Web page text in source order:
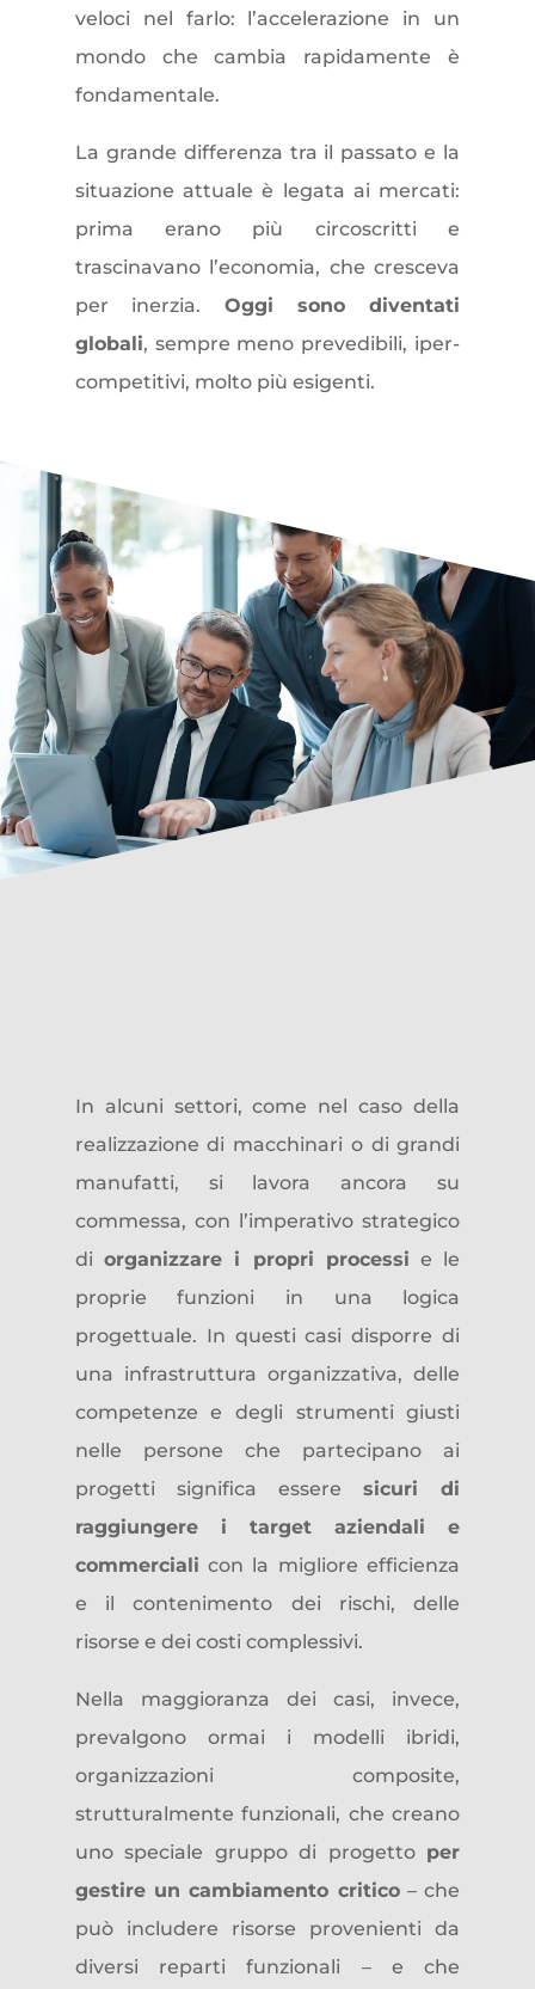
veloci nel farlo: l’accelerazione in un
mondo che cambia rapidamente è
fondamentale.
La grande differenza tra il passato e la
situazione attuale è legata ai mercati:
prima erano più circoscritti e
trascinavano l’economia, che cresceva
per inerzia. Oggi sono diventati
globali, sempre meno prevedibili, iper-
competitivi, molto più esigenti.
In alcuni settori, come nel caso della
realizzazione di macchinari o di grandi
manufatti, si lavora ancora su
commessa, con l’imperativo strategico
di organizzare i propri processi e le
proprie funzioni in una logica
progettuale. In questi casi disporre di
una infrastruttura organizzativa, delle
competenze e degli strumenti giusti
nelle persone che partecipano ai
progetti significa esseresicuri di
raggiungere i target aziendali e
commerciali con la migliore efficienza
e il contenimento dei rischi, delle
risorse e dei costi complessivi.
Nella maggioranza dei casi, invece,
prevalgono ormai i modelli ibridi,
organizzazioni composite,
strutturalmente funzionali, che creano
uno speciale gruppo di progetto per
gestire un cambiamento critico– che
può includere risorse provenienti da
diversi reparti funzionali – e che